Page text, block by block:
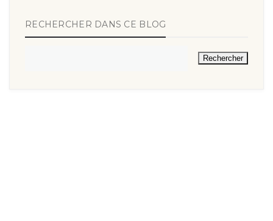
RECHERCHER DANS CE BLOG